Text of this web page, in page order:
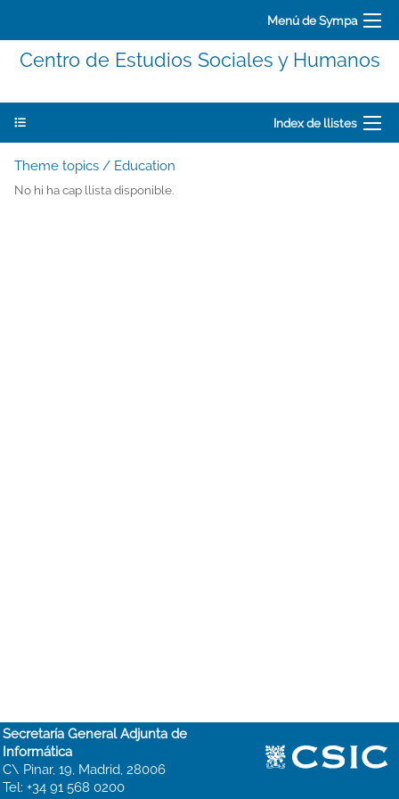
Menú de Sympa
Centro de Estudios Sociales y Humanos
Index de llistes
Theme topics / Education
No hi ha cap llista disponible.
Secretaría General Adjunta de
Informática
C\ Pinar, 19, Madrid, 28006
Tel: +34 91 568 0200